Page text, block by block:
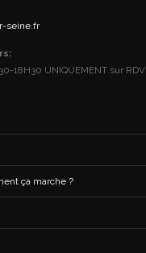
seine.fr
18H30 UNIQUEMENT sur RDV
ça marche ?